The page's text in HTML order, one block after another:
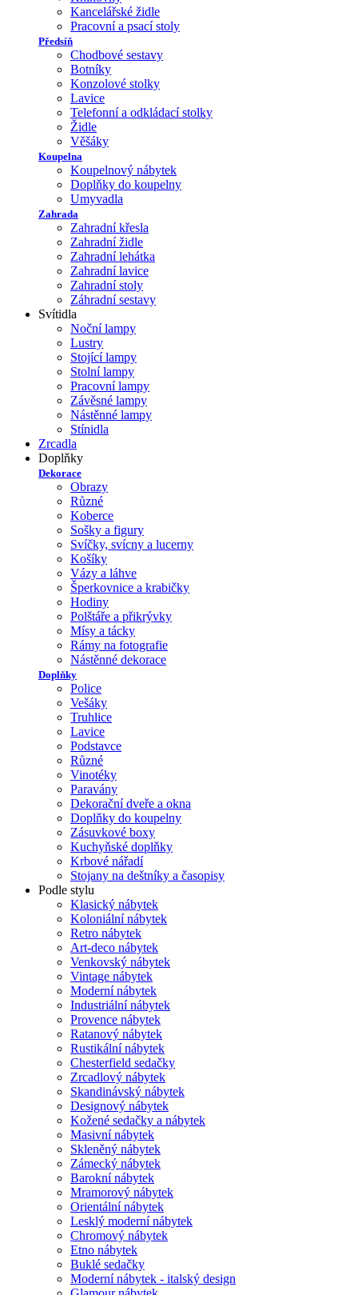
Kancelářské židle
Pracovní a psací stoly
Předsíň
Chodbové sestavy
Botníky
Konzolové stolky
Lavice
Telefonní a odkládací stolky
Židle
Věšáky
Koupelna
Koupelnový nábytek
Doplňky do koupelny
Umyvadla
Zahrada
Zahradní křesla
Zahradní židle
Zahradní lehátka
Zahradní lavice
Zahradní stoly
Záhradní sestavy
Svítidla
Noční lampy
Lustry
Stojící lampy
Stolní lampy
Pracovní lampy
Závěsné lampy
Nástěnné lampy
Stínidla
Zrcadla
Doplňky
Dekorace
Obrazy
Různé
Koberce
Sošky a figury
Svíčky, svícny a lucerny
Košíky
Vázy a láhve
Šperkovnice a krabičky
Hodiny
Polštáře a přikrývky
Mísy a tácky
Rámy na fotografie
Nástěnné dekorace
Doplňky
Police
Vešáky
Truhlice
Lavice
Podstavce
Různé
Vinotéky
Paravány
Dekorační dveře a okna
Doplňky do koupelny
Zásuvkové boxy
Kuchyňské doplňky
Krbové nářadí
Stojany na deštníky a časopisy
Podle stylu
Klasický nábytek
Koloniální nábytek
Retro nábytek
Art-deco nábytek
Venkovský nábytek
Vintage nábytek
Moderní nábytek
Industriální nábytek
Provence nábytek
Ratanový nábytek
Rustikální nábytek
Chesterfield sedačky
Zrcadlový nábytek
Skandinávský nábytek
Designový nábytek
Kožené sedačky a nábytek
Masivní nábytek
Skleněný nábytek
Zámecký nábytek
Barokní nábytek
Mramorový nábytek
Orientální nábytek
Lesklý moderní nábytek
Chromový nábytek
Etno nábytek
Buklé sedačky
Moderní nábytek - italský design